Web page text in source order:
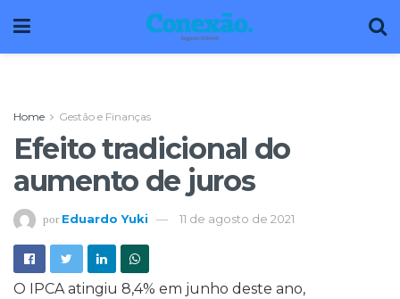
Home Gestão e Finanças
Efeito tradicional do
aumento de juros
por Eduardo Yuki 11 de agosto de 2021
O IPCA atingiu 8,4% em junho deste ano,